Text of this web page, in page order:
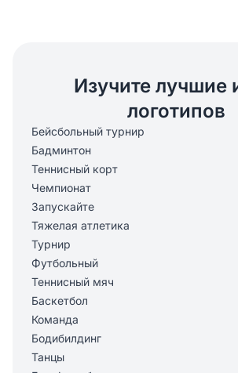
Изучите лучшие
логотипов
Бейсбольный турнир
Бадминтон
Теннисный корт
Чемпионат
Запускайте
Тяжелая атлетика
Турнир
Футбольный
Теннисный мяч
Баскетбол
Команда
Бодибилдинг
Танцы